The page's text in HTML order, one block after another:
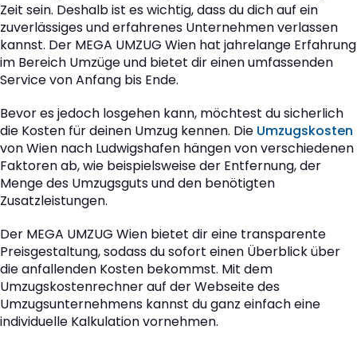
Zeit sein. Deshalb ist es wichtig, dass du dich auf ein
zuverlässiges und erfahrenes Unternehmen verlassen
kannst. Der MEGA UMZUG Wien hat jahrelange Erfahrung
im Bereich Umzüge und bietet dir einen umfassenden
Service von Anfang bis Ende.
Bevor es jedoch losgehen kann, möchtest du sicherlich
die Kosten für deinen Umzug kennen. Die Umzugskosten
von Wien nach Ludwigshafen hängen von verschiedenen
Faktoren ab, wie beispielsweise der Entfernung, der
Menge des Umzugsguts und den benötigten
Zusatzleistungen.
Der MEGA UMZUG Wien bietet dir eine transparente
Preisgestaltung, sodass du sofort einen Überblick über
die anfallenden Kosten bekommst. Mit dem
Umzugskostenrechner auf der Webseite des
Umzugsunternehmens kannst du ganz einfach eine
individuelle Kalkulation vornehmen.